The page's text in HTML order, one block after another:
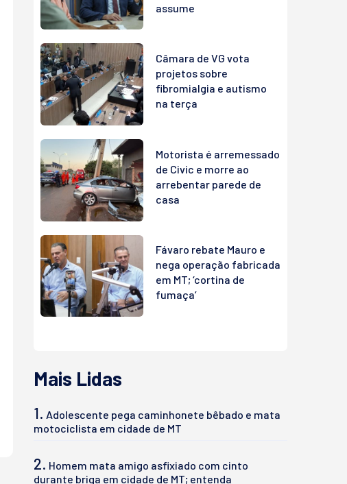
assume
Câmara de VG vota
projetos sobre
fibromialgia e autismo
na terça
Motorista é arremessado
de Civic e morre ao
arrebentar parede de
casa
Fávaro rebate Mauro e
nega operação fabricada
em MT; ‘cortina de
fumaça’
Mais Lidas
1. Adolescente pega caminhonete bêbado e mata
motociclista em cidade de MT
2. Homem mata amigo asfixiado com cinto
durante briga em cidade de MT; entenda